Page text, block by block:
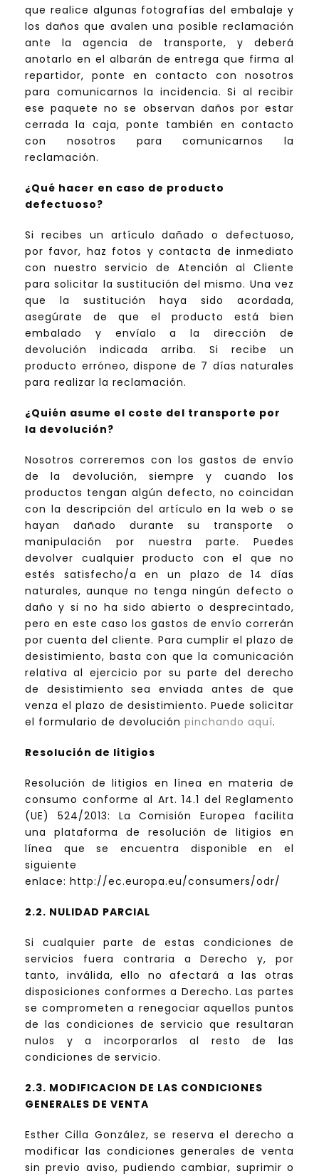
que realice algunas fotografías del embalaje y
los daños que avalen una posible reclamación
ante la agencia de transporte, y deberá
anotarlo en el albarán de entrega que firma al
repartidor, ponte en contacto con nosotros
para comunicarnos la incidencia. Si al recibir
ese paquete no se observan daños por estar
cerrada la caja, ponte también en contacto
con nosotros para comunicarnos la
reclamación.
¿Qué hacer en caso de producto
defectuoso?
Si recibes un artículo dañado o defectuoso,
por favor, haz fotos y contacta de inmediato
con nuestro servicio de Atención al Cliente
para solicitar la sustitución del mismo. Una vez
que la sustitución haya sido acordada,
asegúrate de que el producto está bien
embalado y envíalo a la dirección de
devolución indicada arriba. Si recibe un
producto erróneo, dispone de 7 días naturales
para realizar la reclamación.
¿Quién asume el coste del transporte por
la devolución?
Nosotros correremos con los gastos de envío
de la devolución, siempre y cuando los
productos tengan algún defecto, no coincidan
con la descripción del artículo en la web o se
hayan dañado durante su transporte o
manipulación por nuestra parte. Puedes
devolver cualquier producto con el que no
estés satisfecho/a en un plazo de 14 días
naturales, aunque no tenga ningún defecto o
daño y si no ha sido abierto o desprecintado,
pero en este caso los gastos de envío correrán
por cuenta del cliente. Para cumplir el plazo de
desistimiento, basta con que la comunicación
relativa al ejercicio por su parte del derecho
de desistimiento sea enviada antes de que
venza el plazo de desistimiento. Puede solicitar
el formulario de devolución pinchando aquí.
Resolución de litigios
Resolución de litigios en línea en materia de
consumo conforme al Art. 14.1 del Reglamento
(UE) 524/2013: La Comisión Europea facilita
una plataforma de resolución de litigios en
línea que se encuentra disponible en el
siguiente
enlace: http://ec.europa.eu/consumers/odr/
2.2. NULIDAD PARCIAL
Si cualquier parte de estas condiciones de
servicios fuera contraria a Derecho y, por
tanto, inválida, ello no afectará a las otras
disposiciones conformes a Derecho. Las partes
se comprometen a renegociar aquellos puntos
de las condiciones de servicio que resultaran
nulos y a incorporarlos al resto de las
condiciones de servicio.
2.3. MODIFICACION DE LAS CONDICIONES
GENERALES DE VENTA
Esther Cilla González, se reserva el derecho a
modificar las condiciones generales de venta
sin previo aviso, pudiendo cambiar, suprimir o